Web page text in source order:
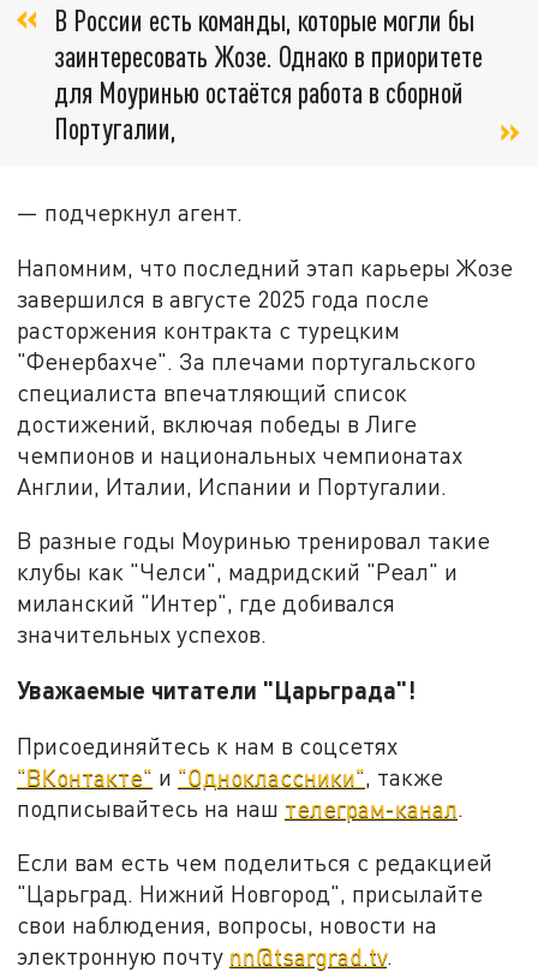
В России есть команды, которые могли бы
заинтересовать Жозе. Однако в приоритете
для Моуринью остаётся работа в сборной
Португалии,
— подчеркнул агент.
Напомним, что последний этап карьеры Жозе
завершился в августе 2025 года после
расторжения контракта с турецким
"Фенербахче". За плечами португальского
специалиста впечатляющий список
достижений, включая победы в Лиге
чемпионов и национальных чемпионатах
Англии, Италии, Испании и Португалии.
В разные годы Моуринью тренировал такие
клубы как "Челси", мадридский "Реал" и
миланский "Интер", где добивался
значительных успехов.
Уважаемые читатели "Царьграда"!
Присоединяйтесь к нам в соцсетях
"ВКонтакте" и "Одноклассники", также
подписывайтесь на наш телеграм-канал.
Если вам есть чем поделиться с редакцией
"Царьград. Нижний Новгород", присылайте
свои наблюдения, вопросы, новости на
электронную почту nn@tsargrad.tv.